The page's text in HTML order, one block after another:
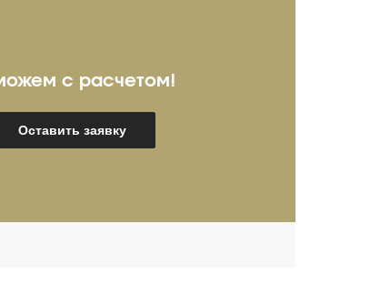
Александр
с расчетом!
Оставить заявку